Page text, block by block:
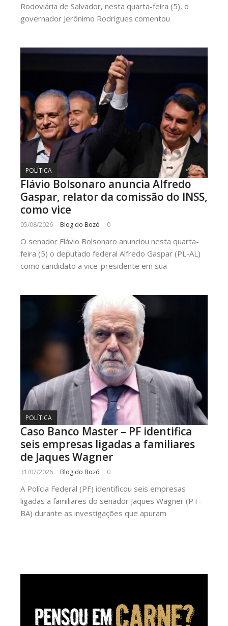
Rodoviária de Salvador, nesta quarta-feira (5), o
governador Jerônimo Rodrigues comentou
POLÍTICA
Flávio Bolsonaro anuncia Alfredo
Gaspar, relator da comissão do INSS,
como vice
05/08/2026 Blog do Bozó 0
O senador Flávio Bolsonaro anunciou nesta quarta-
feira (5) o deputado federal Alfredo Gaspar (PL-AL)
como candidato a vice-presidente em sua
POLÍTICA
Caso Banco Master – PF identifica
seis empresas ligadas a familiares
de Jaques Wagner
31/07/2026 Blog do Bozó 0
A Polícia Federal (PF) identificou seis empresas
ligadas a familiares do senador Jaques Wagner (PT-
BA) durante as investigações que apuram